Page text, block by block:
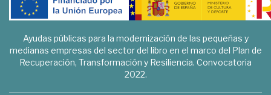
Ayudas públicas para la modernización de las pequeñas y
medianas empresas del sector del libro en el marco del Plan de
Recuperación, Transformación y Resiliencia. Convocatoria
2022.